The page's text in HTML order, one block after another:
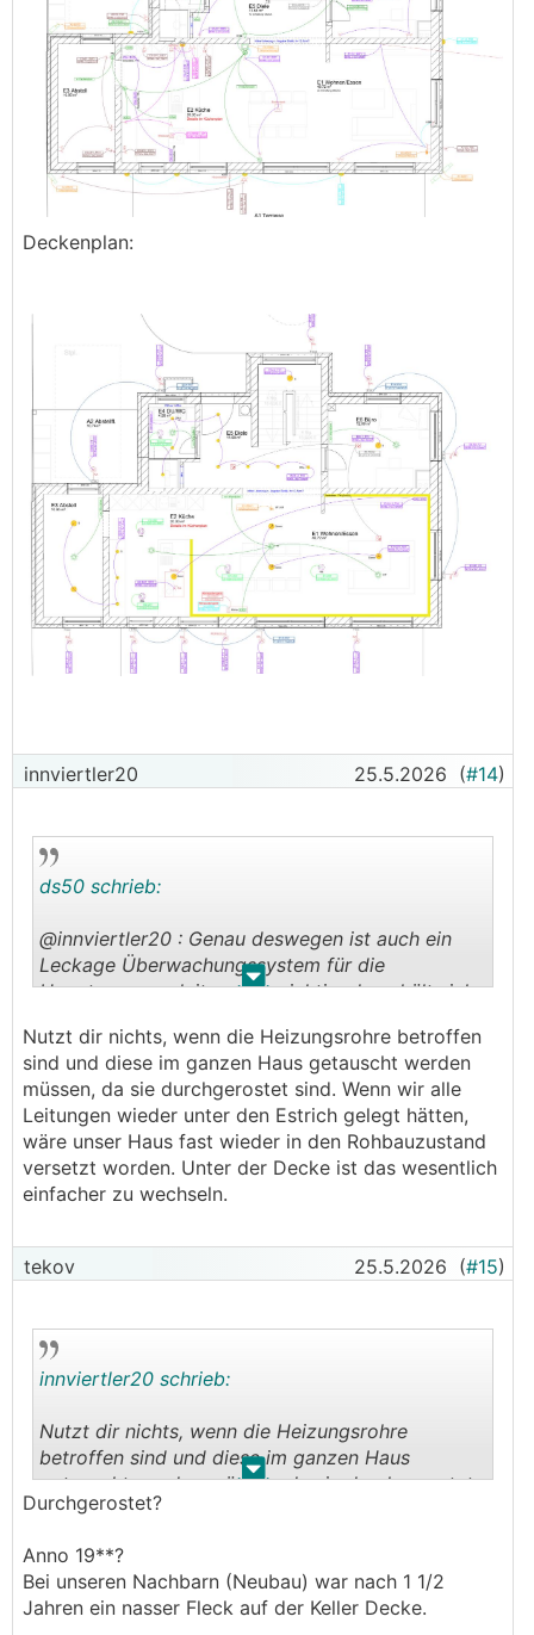
Deckenplan:
innviertler20 25.5.2026 (#14)
. .
ds50 schrieb:
@innviertler20 : Genau deswegen ist auch ein
Leckage Überwachungssystem für die
Hauptwasserzuleitung so wichtig, dann hält sich
Nutzt dir nichts, wenn die Heizungsrohre betroffen
sind und diese im ganzen Haus getauscht werden
müssen, da sie durchgerostet sind. Wenn wir alle
Leitungen wieder unter den Estrich gelegt hätten,
wäre unser Haus fast wieder in den Rohbauzustand
versetzt worden. Unter der Decke ist das wesentlich
einfacher zu wechseln.
tekov 25.5.2026 (#15)
. .
innviertler20 schrieb:
Nutzt dir nichts, wenn die Heizungsrohre
betroffen sind und diese im ganzen Haus
getauscht werden müssen, da sie durchgerostet
sind.
Durchgerostet?
Anno 19**?
Bei unseren Nachbarn (Neubau) war nach 1 1/2
Jahren ein nasser Fleck auf der Keller Decke.